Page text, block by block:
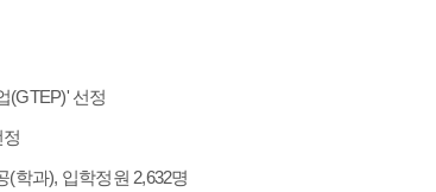
(GTEP)' 선정
(학과), 입학정원 2,632명